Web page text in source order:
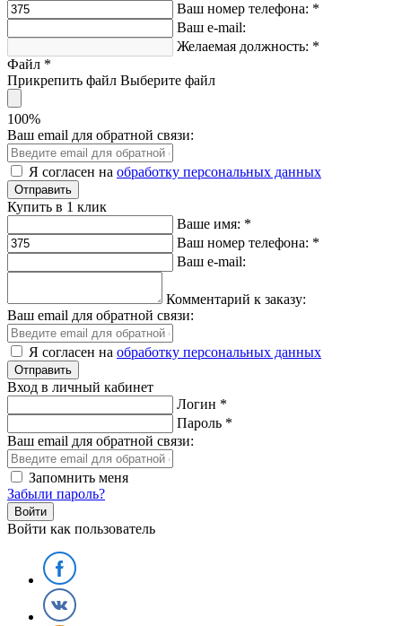
Ваш номер телефона: *
Ваш e-mail:
Желаемая должность: *
Файл *
Прикрепить файл Выберите файл
100%
Ваш email для обратной связи:
Я согласен на обработку персональных данных
Купить в 1 клик
Ваше имя: *
Ваш номер телефона: *
Ваш e-mail:
Комментарий к заказу:
Ваш email для обратной связи:
Я согласен на обработку персональных данных
Вход в личный кабинет
Логин *
Пароль *
Ваш email для обратной связи:
Запомнить меня
Забыли пароль?
Войти как пользователь